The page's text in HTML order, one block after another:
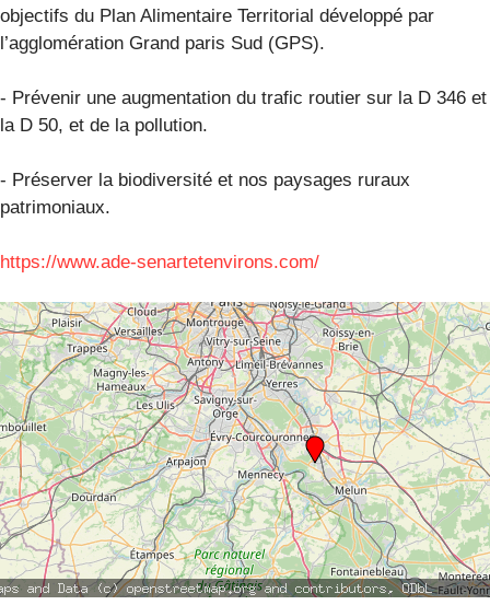
objectifs du Plan Alimentaire Territorial développé par
l’agglomération Grand paris Sud (GPS).
- Prévenir une augmentation du trafic routier sur la D 346 et
la D 50, et de la pollution.
- Préserver la biodiversité et nos paysages ruraux
patrimoniaux.
https://www.ade-senartetenvirons.com/